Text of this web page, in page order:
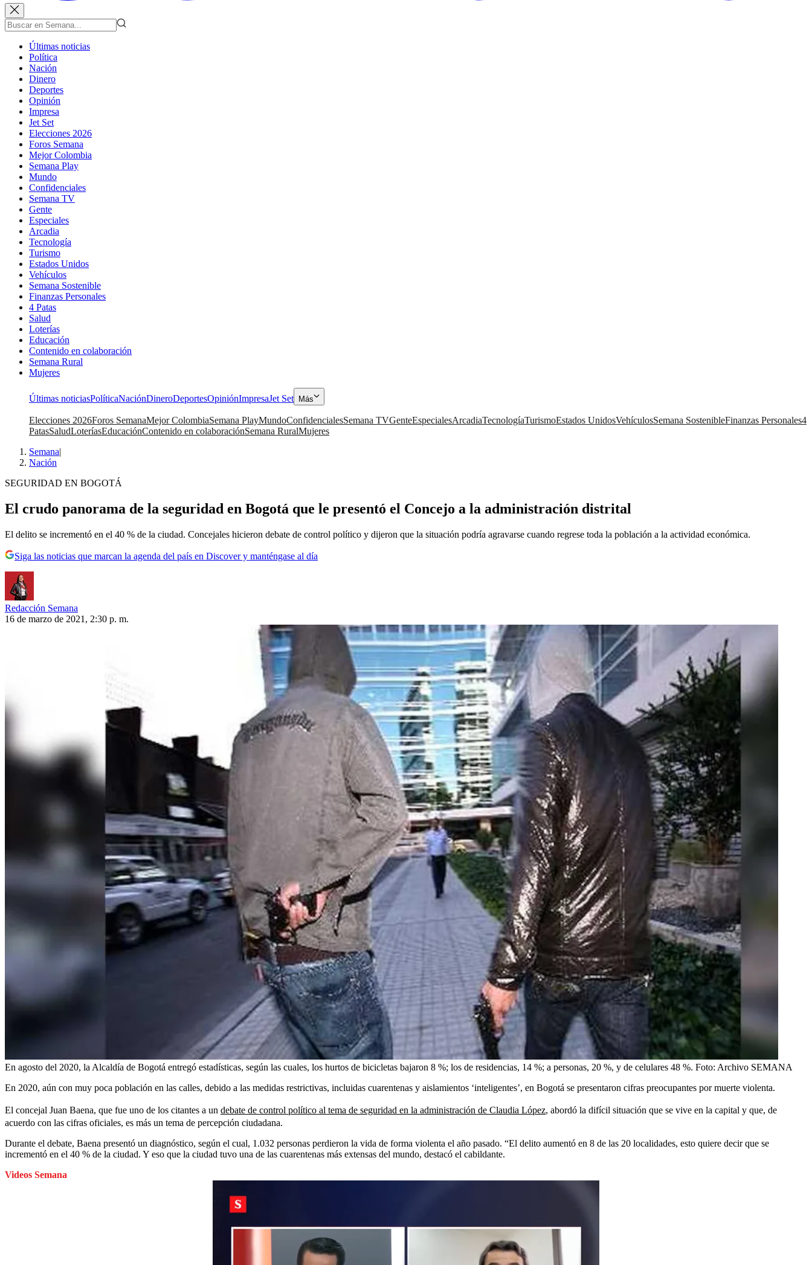
Últimas noticias
Política
Nación
Dinero
Deportes
Opinión
Impresa
Jet Set
Elecciones 2026
Foros Semana
Mejor Colombia
Semana Play
Mundo
Confidenciales
Semana TV
Gente
Especiales
Arcadia
Tecnología
Turismo
Estados Unidos
Vehículos
Semana Sostenible
Finanzas Personales
4 Patas
Salud
Loterías
Educación
Contenido en colaboración
Semana Rural
Mujeres
Últimas noticiasPolíticaNaciónDineroDeportesOpiniónImpresaJet Set Más
Elecciones 2026Foros SemanaMejor ColombiaSemana PlayMundoConfidencialesSemana TVGenteEspecialesArcadiaTecnologíaTurismoEstados UnidosVehículosSemana SostenibleFinanzas Personales4
PatasSaludLoteríasEducaciónContenido en colaboraciónSemana RuralMujeres
Semana|
Nación
SEGURIDAD EN BOGOTÁ
El crudo panorama de la seguridad en Bogotá que le presentó el Concejo a la administración distrital
El delito se incrementó en el 40 % de la ciudad. Concejales hicieron debate de control político y dijeron que la situación podría agravarse cuando regrese toda la población a la actividad económica.
Siga las noticias que marcan la agenda del país en Discover y manténgase al día
Redacción Semana
16 de marzo de 2021, 2:30 p. m.
En agosto del 2020, la Alcaldía de Bogotá entregó estadísticas, según las cuales, los hurtos de bicicletas bajaron 8 %; los de residencias, 14 %; a personas, 20 %, y de celulares 48 %. Foto: Archivo SEMANA
En 2020, aún con muy poca población en las calles, debido a las medidas restrictivas, incluidas cuarentenas y aislamientos ‘inteligentes’, en Bogotá se presentaron cifras preocupantes por muerte violenta.
El concejal Juan Baena, que fue uno de los citantes a un debate de control político al tema de seguridad en la administración de Claudia López, abordó la difícil situación que se vive en la capital y que, de
acuerdo con las cifras oficiales, es más un tema de percepción ciudadana.
Durante el debate, Baena presentó un diagnóstico, según el cual, 1.032 personas perdieron la vida de forma violenta el año pasado. “El delito aumentó en 8 de las 20 localidades, esto quiere decir que se
incrementó en el 40 % de la ciudad. Y eso que la ciudad tuvo una de las cuarentenas más extensas del mundo, destacó el cabildante.
Videos Semana